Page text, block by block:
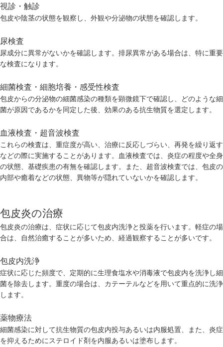
視診・触診
包皮や陰茎の状態を観察し、外観や分泌物の状態を確認します。
尿検査
尿成分に異常がないかを確認します。排尿異常がある場合は、特に重要
な検査になります。
細菌検査・細胞培養・感受性検査
包皮からの分泌物の細菌感染の種類を顕微鏡下で確認し、どのような細
菌が原因であるかを同定した後、効果のある抗生物質を選定します。
血液検査・超音波検査
これらの検査は、重症度が高い、治療に反応しづらい、再発を繰り返す
などの際に実施することがあります。血液検査では、炎症の程度や全身
の状態、基礎疾患の有無を確認します。また、超音波検査では、包皮の
内部や癒着などの状態、異物等が隠れていないかを確認します。
包皮炎の治療
包皮炎の治療は、症状に応じて包皮内洗浄と投薬を行います。軽症の場
合は、自然治癒することが多いため、経過観察することが多いです。
包皮内洗浄
症状に応じた頻度で、定期的に生理食塩水や消毒液で包皮内を洗浄し細
菌を除去します。重度の場合は、カテーテルなどを用いて重点的に洗浄
します。
薬物療法
細菌感染に対して抗生物質の包皮内投与あるいは内服処置、また、炎症
を抑えるためにステロイド剤を内服あるいは塗布します。